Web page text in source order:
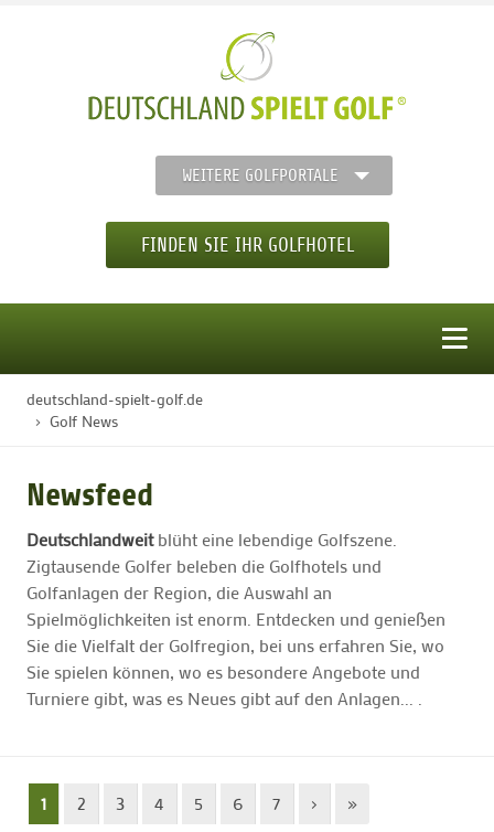
WEITERE GOLFPORTALE
FINDEN SIE IHR GOLFHOTEL
STARTSEITE
GOLFHOTELS
GOLFARRANGEMENTS
GOLF CARD
GOLF & WOMO
deutschland-spielt-golf.de
Golf News
Newsfeed
Deutschlandweitblüht eine lebendige Golfszene.
Zigtausende Golfer beleben die Golfhotels und
Golfanlagen der Region, die Auswahl an
Spielmöglichkeiten ist enorm. Entdecken und genießen
Sie die Vielfalt der Golfregion, bei uns erfahren Sie, wo
Sie spielen können, wo es besondere Angebote und
Turniere gibt, was es Neues gibt auf den Anlagen... .
1 2 3 4 5 6 7 › »